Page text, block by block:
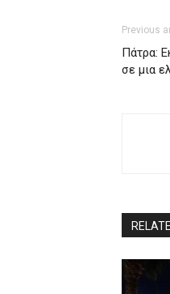
Previous
Πάτρα:
σε μια